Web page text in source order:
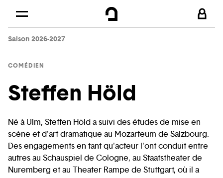
Skip to
Saison 2026-2027
COMÉDIEN
Steffen Höld
Né à Ulm, Steffen Höld a suivi des études de mise en
scène et d'art dramatique au Mozarteum de Salzbourg.
Des engagements en tant qu'acteur l'ont conduit entre
autres au Schauspiel de Cologne, au Staatstheater de
Nuremberg et au Theater Rampe de Stuttgart, où il a